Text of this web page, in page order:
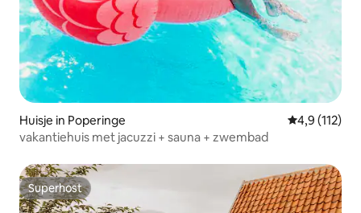
Huisje in Poperinge Gemiddelde
4,9 (112)
vakantiehuis met jacuzzi + sauna + zwembad
Superhost
Superhost